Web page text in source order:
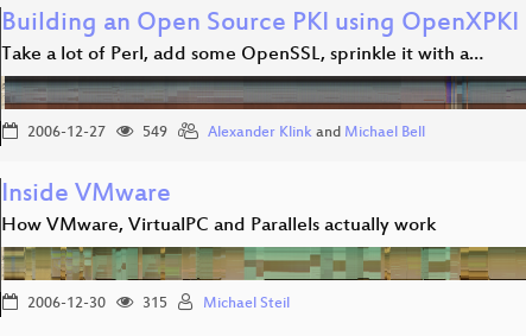
Building an Open Source PKI using OpenXPKI
Take a lot of Perl, add some OpenSSL, sprinkle it with a…
2006-12-27 549 Alexander Klink and Michael Bell
Inside VMware
How VMware, VirtualPC and Parallels actually work
2006-12-30 315 Michael Steil